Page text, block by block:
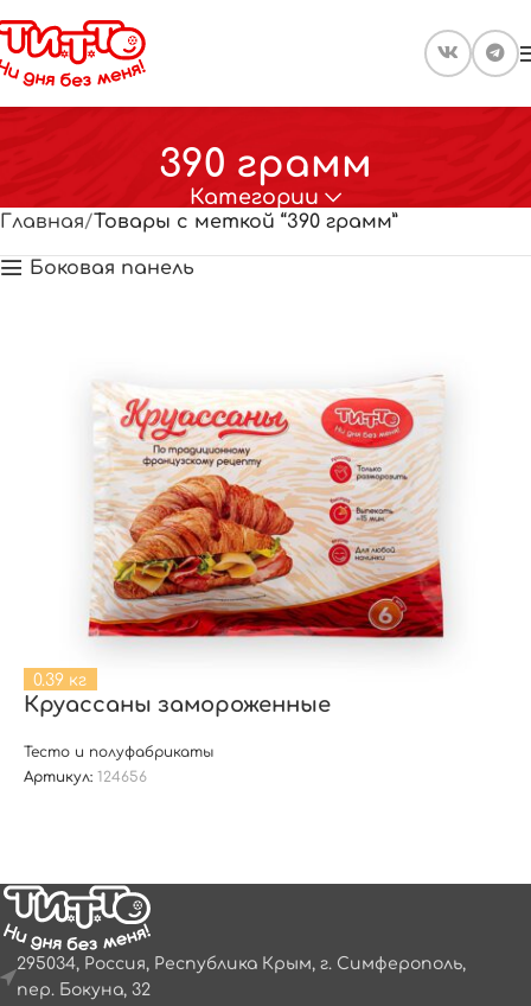
390 грамм
Категории
Главная Товары с меткой “390 грамм”
Боковая панель
0.39 кг
Круассаны замороженные
Тесто и полуфабрикаты
Артикул: 124656
295034, Россия, Республика Крым, г. Симферополь,
пер. Бокуна, 32